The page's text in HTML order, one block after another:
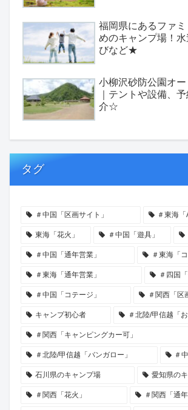
福岡県にあるファ
めのキャンプ場！
びなど★
小柳沢砂防公園オ
｜テントや設備、
介☆
タグ
＃中国「区画サイト」 ＃東海「
東海「花火」 ＃中国「遊具」
＃中国「通年営業」 ＃東海「
＃東海「通年営業」 ＃四国「
＃中国「コテージ」 ＃関西「区
キャンプ初心者 ＃北陸/甲信越「
＃関西「キャンピングカー可」
＃北陸/甲信越「バンガロー」 ＃
石川県のキャンプ場 愛知県の
＃関西「花火」 ＃関西「通年